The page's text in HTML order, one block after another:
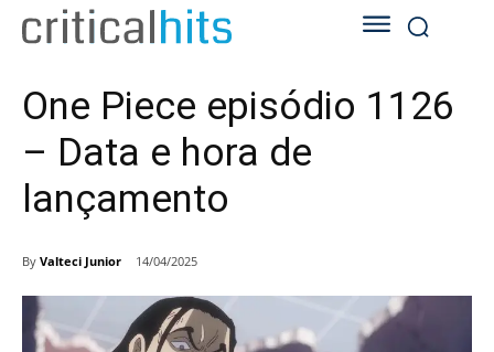
One Piece episódio 1126
– Data e hora de
lançamento
By Valteci Junior 14/04/2025